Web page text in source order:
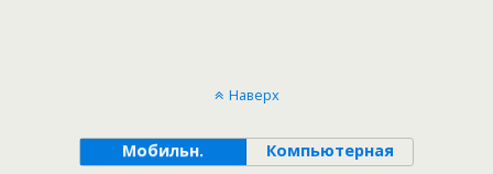
Наверх
Мобильн. Компьютерная